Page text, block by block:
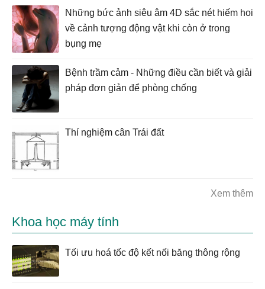
Những bức ảnh siêu âm 4D sắc nét hiếm hoi
về cảnh tượng động vật khi còn ở trong
bụng mẹ
Bệnh trầm cảm - Những điều cần biết và giải
pháp đơn giản để phòng chống
Thí nghiệm cân Trái đất
Xem thêm
Khoa học máy tính
Tối ưu hoá tốc độ kết nối băng thông rộng